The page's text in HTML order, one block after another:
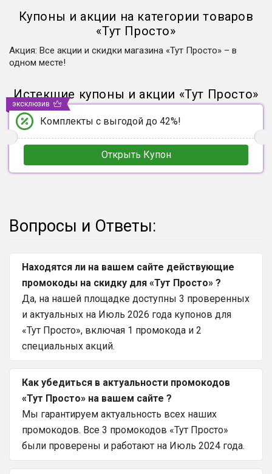
Купоны и акции на категории товаров
«Тут Просто»
Акция: Все акции и скидки магазина «Тут Просто» – в
одном месте!
Истекшие купоны и акции «Тут Просто»
Комплекты с выгодой до 42%!
Открыть Купон
эксклюзив
Вопросы и Ответы:
Находятся ли на вашем сайте действующие
промокоды на скидку для «Тут Просто» ?
Да, на нашей площадке доступны 3 проверенных
и актуальных на Июль 2026 года купонов для
«Тут Просто», включая 1 промокода и 2
специальных акций.
Как убедиться в актуальности промокодов
«Тут Просто» на вашем сайте ?
Мы гарантируем актуальность всех наших
промокодов. Все 3 промокодов «Тут Просто»
были проверены и работают на Июль 2024 года.